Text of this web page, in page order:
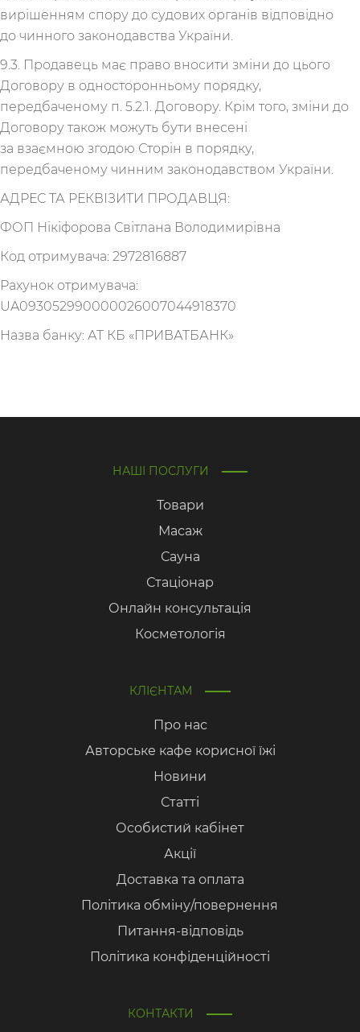
вирішенням спору до судових органів відповідно
до чинного законодавства України.
9.3. Продавець має право вносити зміни до цього
Договору в односторонньому порядку,
передбаченому п. 5.2.1. Договору. Крім того, зміни до
Договору також можуть бути внесені
за взаємною згодою Сторін в порядку,
передбаченому чинним законодавством України.
АДРЕС ТА РЕКВІЗИТИ ПРОДАВЦЯ:
ФОП Нікіфорова Світлана Володимирівна
Код отримувача: 2972816887
Рахунок отримувача:
UA093052990000026007044918370
Назва банку: АТ КБ «ПРИВАТБАНК»
НАШІ ПОСЛУГИ
Товари
Масаж
Сауна
Стаціонар
Онлайн консультація
Косметологія
КЛІЄНТАМ
Про нас
Авторське кафе корисної їжі
Новини
Статті
Особистий кабінет
Акції
Доставка та оплата
Політика обміну/повернення
Питання-відповідь
Політика конфіденційності
КОНТАКТИ